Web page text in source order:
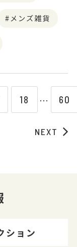
メンズ雑貨
18 ⋯ 60
NEXT
ション